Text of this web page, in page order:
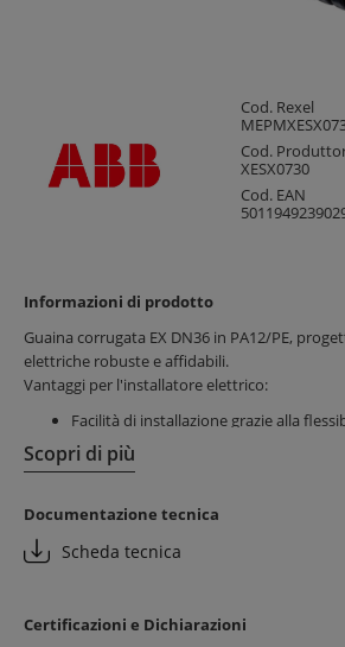
Cod. Rexel
Cod.
XESX0730
Cod. EAN
Informazioni di prodotto
Guaina corrugata EX DN36 in PA12/PE,
elettriche robuste e affidabili.
Vantaggi per l'installatore elettrico:
Facilità di installazione grazie alla
robusto
Risparmio di tempo durante il
Materiali resistenti che garantiscono
Vantaggi per il cliente finale:
Affidabilità e lunga durata dell’impianto
Scopri di più
Documentazione tecnica
Scheda tecnica
Certificazioni e Dichiarazioni